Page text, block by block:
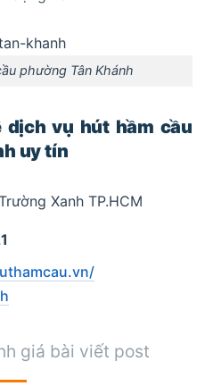
phường Tân Khánh
vụ hút hầm cầu
uy tín
Xanh TP.HCM
giá bài viết post